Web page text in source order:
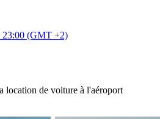
23:00 (GMT +2)
location de voiture à l'aéroport